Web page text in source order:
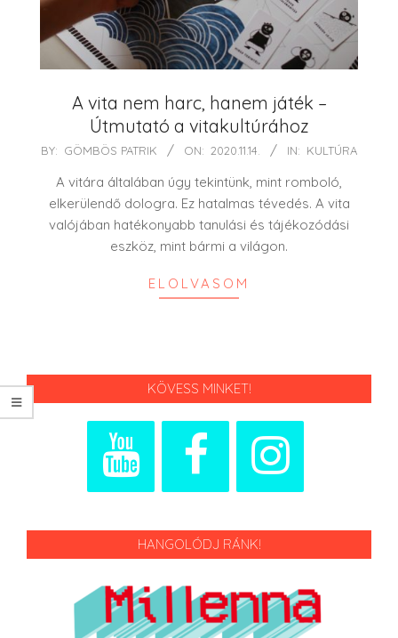
A vita nem harc, hanem játék –
Útmutató a vitakultúrához
2020-
BY: GÖMBÖS PATRIK ON: 2020.11.14. IN: KULTÚRA
A vitára általában úgy tekintünk, mint romboló,
elkerülendő dologra. Ez hatalmas tévedés. A vita
valójában hatékonyabb tanulási és tájékozódási
eszköz, mint bármi a világon.
ELOLVASOM
KÖVESS MINKET!
HANGOLÓDJ RÁNK!